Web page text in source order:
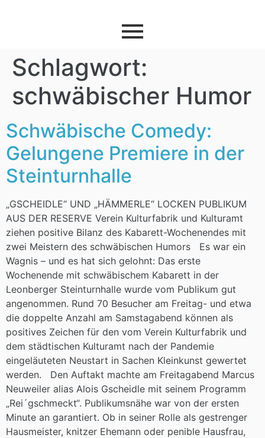
Schlagwort:
schwäbischer Humor
Schwäbische Comedy:
Gelungene Premiere in der
Steinturnhalle
„GSCHEIDLE“ UND „HÄMMERLE“ LOCKEN PUBLIKUM
AUS DER RESERVE Verein Kulturfabrik und Kulturamt
ziehen positive Bilanz des Kabarett-Wochenendes mit
zwei Meistern des schwäbischen Humors Es war ein
Wagnis – und es hat sich gelohnt: Das erste
Wochenende mit schwäbischem Kabarett in der
Leonberger Steinturnhalle wurde vom Publikum gut
angenommen. Rund 70 Besucher am Freitag- und etwa
die doppelte Anzahl am Samstagabend können als
positives Zeichen für den vom Verein Kulturfabrik und
dem städtischen Kulturamt nach der Pandemie
eingeläuteten Neustart in Sachen Kleinkunst gewertet
werden. Den Auftakt machte am Freitagabend Marcus
Neuweiler alias Alois Gscheidle mit seinem Programm
„Rei´gschmeckt“. Publikumsnähe war von der ersten
Minute an garantiert. Ob in seiner Rolle als gestrenger
Hausmeister, knitzer Ehemann oder penible Hausfrau,